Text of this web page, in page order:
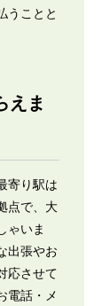
うことと
えま
寄り駅は
点で、大
ゃいま
出張やお
応させて
電話・メ